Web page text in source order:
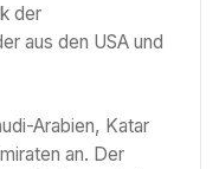
der
aus den USA und
Arabien, Katar
an. Der